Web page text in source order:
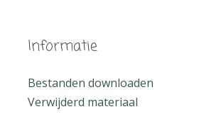
Informatie
Bestanden downloaden
Verwijderd materiaal